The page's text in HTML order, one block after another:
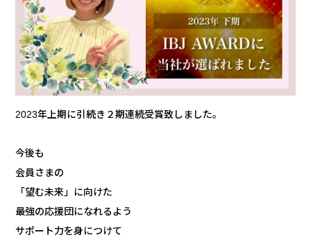
2023年上期に引続き２期連続受賞致しました。
今後も
会員さまの
「望む未来」に向けた
最強の応援団になれるよう
サポート力を身につけて